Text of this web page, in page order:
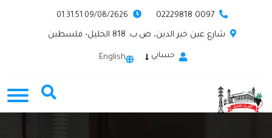
0097 02229818
شارع عين خير الدين، ص.ب. 818 الخليل- فلسطين
حسابي English